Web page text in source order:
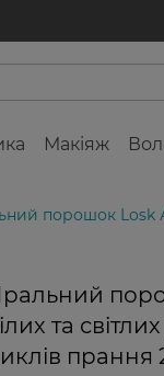
Макіяж
порошок Losk
та
прання